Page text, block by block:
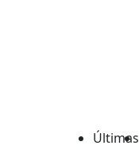
Últimas